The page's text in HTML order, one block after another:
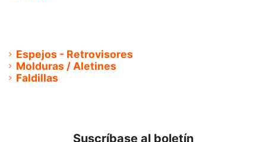
Espejos - Retrovisores
Molduras / Aletines
Faldillas
Suscríbase al boletín